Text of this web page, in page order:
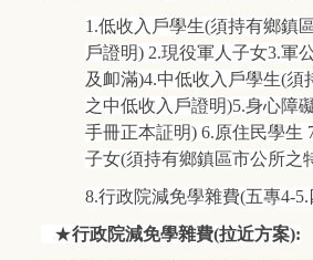
1.低收入戶學生(須持有鄉鎮
戶證明) 2.現役軍人子女3.軍
及卹滿)4.中低收入戶學生(須
之中低收入戶證明)5.身心障
手冊正本証明) 6.原住民學生
子女(須持有鄉鎮區市公所之
8.行政院減免學雜費(五專4-
★行政院減免學雜費(拉近方案):